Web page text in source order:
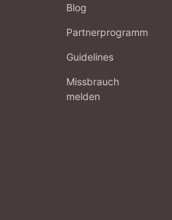
Blog
Partnerprogramm
Guidelines
Missbrauch
melden